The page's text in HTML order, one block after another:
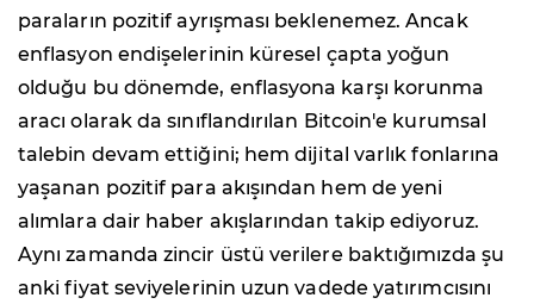
paraların pozitif ayrışması beklenemez. Ancak
enflasyon endişelerinin küresel çapta yoğun
olduğu bu dönemde, enflasyona karşı korunma
aracı olarak da sınıflandırılan Bitcoin'e kurumsal
talebin devam ettiğini; hem dijital varlık fonlarına
yaşanan pozitif para akışından hem de yeni
alımlara dair haber akışlarından takip ediyoruz.
Aynı zamanda zincir üstü verilere baktığımızda şu
anki fiyat seviyelerinin uzun vadede yatırımcısını